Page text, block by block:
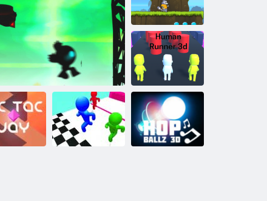
Episkā skrējiens
Cilvēka skrējējs
3D